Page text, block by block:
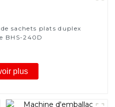
sachets plats duplex
BHS-240D
plus